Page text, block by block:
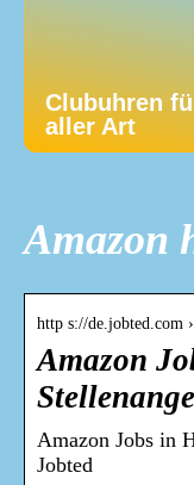
Clubuhren
aller Art
Amazon
http s://de.jobted.com
Amazon
Amazon Jobs in
Jobted